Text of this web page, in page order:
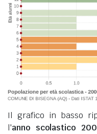
Il grafico in basso
l'anno scolastico